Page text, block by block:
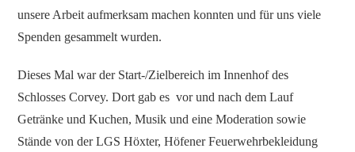
unsere Arbeit aufmerksam machen konnten und für uns viele
Spenden gesammelt wurden.
Dieses Mal war der Start-/Zielbereich im Innenhof des
Schlosses Corvey. Dort gab es vor und nach dem Lauf
Getränke und Kuchen, Musik und eine Moderation sowie
Stände von der LGS Höxter, Höfener Feuerwehrbekleidung